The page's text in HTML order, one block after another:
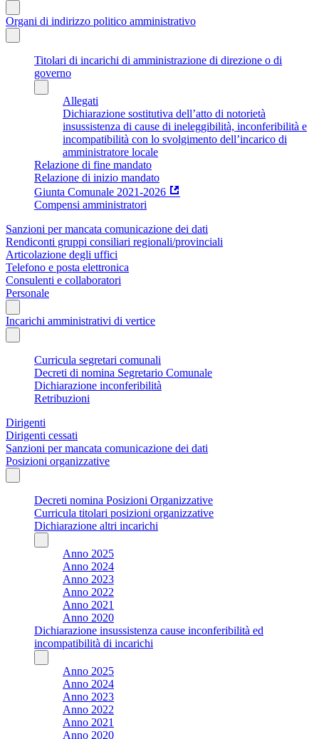
Organi di indirizzo politico amministrativo
Titolari di incarichi di amministrazione di direzione o di
governo
Allegati
Dichiarazione sostitutiva dell’atto di notorietà
insussistenza di cause di ineleggibilità, inconferibilità e
incompatibilità con lo svolgimento dell’incarico di
amministratore locale
Relazione di fine mandato
Relazione di inizio mandato
Giunta Comunale 2021-2026
Compensi amministratori
Sanzioni per mancata comunicazione dei dati
Rendiconti gruppi consiliari regionali/provinciali
Articolazione degli uffici
Telefono e posta elettronica
Consulenti e collaboratori
Personale
Incarichi amministrativi di vertice
Curricula segretari comunali
Decreti di nomina Segretario Comunale
Dichiarazione inconferibilità
Retribuzioni
Dirigenti
Dirigenti cessati
Sanzioni per mancata comunicazione dei dati
Posizioni organizzative
Decreti nomina Posizioni Organizzative
Curricula titolari posizioni organizzative
Dichiarazione altri incarichi
Anno 2025
Anno 2024
Anno 2023
Anno 2022
Anno 2021
Anno 2020
Dichiarazione insussistenza cause inconferibilità ed
incompatibilità di incarichi
Anno 2025
Anno 2024
Anno 2023
Anno 2022
Anno 2021
Anno 2020